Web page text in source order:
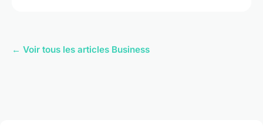
← Voir tous les articles Business